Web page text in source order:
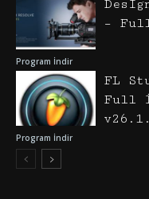
Program İndir
–
Program İndir
FL
Full